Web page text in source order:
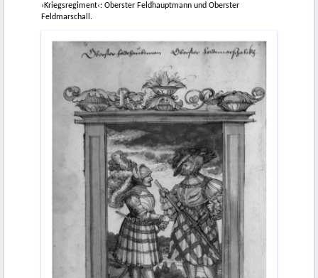
›Kriegsregiment‹: Oberster Feldhauptmann und Oberster
Feldmarschall.